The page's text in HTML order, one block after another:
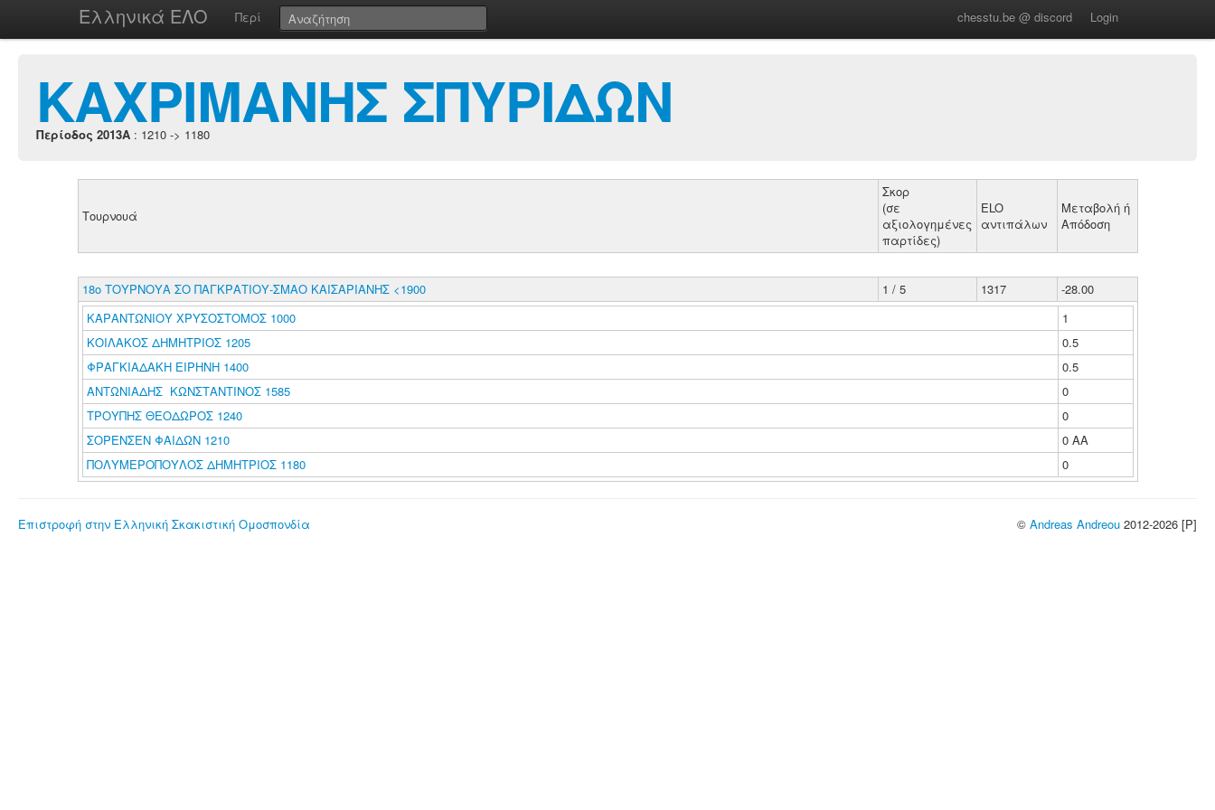
Ελληνικά ΕΛΟ Περί chesstu.be @ discord Login
ΚΑΧΡΙΜΑΝΗΣ ΣΠΥΡΙΔΩΝ
Περίοδος 2013A : 1210 -> 1180
Τουρνουά
Σκορ
(σε
αξιολογημένες
παρτίδες)
ELO
αντιπάλων
Μεταβολή ή
Απόδοση
18ο ΤΟΥΡΝΟΥΑ ΣΟ ΠΑΓΚΡΑΤΙΟΥ-ΣΜΑΟ ΚΑΙΣΑΡΙΑΝΗΣ <1900 1 / 5 1317
-28.00
ΚΑΡΑΝΤΩΝΙΟΥ ΧΡΥΣΟΣΤΟΜΟΣ 1000
1
ΚΟΙΛΑΚΟΣ ΔΗΜΗΤΡΙΟΣ 1205
0.5
ΦΡΑΓΚΙΑΔΑΚΗ ΕΙΡΗΝΗ 1400
0.5
ΑΝΤΩΝΙΑΔΗΣ ΚΩΝΣΤΑΝΤΙΝΟΣ 1585
0
ΤΡΟΥΠΗΣ ΘΕΟΔΩΡΟΣ 1240
0
ΣΟΡΕΝΣΕΝ ΦΑΙΔΩΝ 1210
0 ΑΑ
ΠΟΛΥΜΕΡΟΠΟΥΛΟΣ ΔΗΜΗΤΡΙΟΣ 1180
0
Επιστροφή στην Ελληνική Σκακιστική Ομοσπονδία © Andreas Andreou 2012-2026 [P]